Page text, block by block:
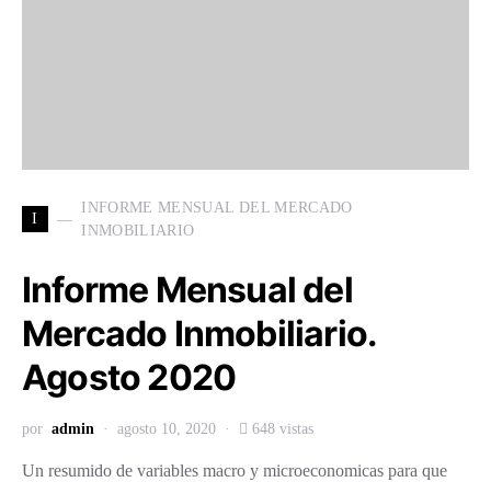
I
INFORME MENSUAL DEL MERCADO
INMOBILIARIO
Informe Mensual del
Mercado Inmobiliario.
Agosto 2020
por admin agosto 10, 2020 648 vistas
Un resumido de variables macro y microeconomicas para que